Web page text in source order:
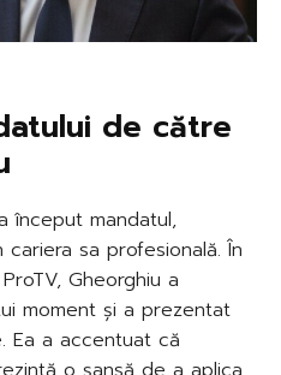
de către
început mandatul,
sa profesională. În
Gheorghiu a
moment și a prezentat
Ea a accentuat că